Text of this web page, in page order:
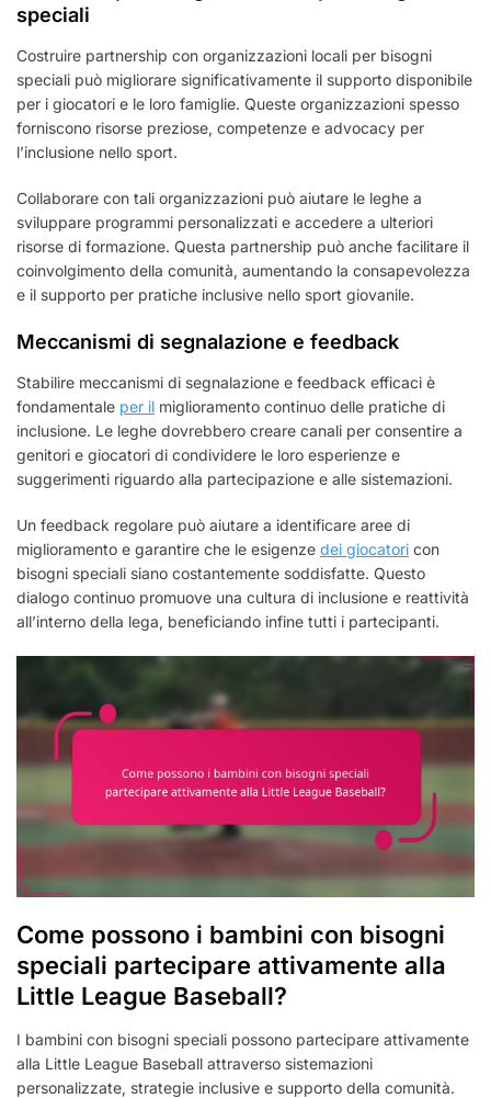
speciali
Costruire partnership con organizzazioni locali per bisogni
speciali può migliorare significativamente il supporto disponibile
per i giocatori e le loro famiglie. Queste organizzazioni spesso
forniscono risorse preziose, competenze e advocacy per
l’inclusione nello sport.
Collaborare con tali organizzazioni può aiutare le leghe a
sviluppare programmi personalizzati e accedere a ulteriori
risorse di formazione. Questa partnership può anche facilitare il
coinvolgimento della comunità, aumentando la consapevolezza
e il supporto per pratiche inclusive nello sport giovanile.
Meccanismi di segnalazione e feedback
Stabilire meccanismi di segnalazione e feedback efficaci è
fondamentale per il miglioramento continuo delle pratiche di
inclusione. Le leghe dovrebbero creare canali per consentire a
genitori e giocatori di condividere le loro esperienze e
suggerimenti riguardo alla partecipazione e alle sistemazioni.
Un feedback regolare può aiutare a identificare aree di
miglioramento e garantire che le esigenze dei giocatori con
bisogni speciali siano costantemente soddisfatte. Questo
dialogo continuo promuove una cultura di inclusione e reattività
all’interno della lega, beneficiando infine tutti i partecipanti.
Come possono i bambini con bisogni
speciali partecipare attivamente alla
Little League Baseball?
I bambini con bisogni speciali possono partecipare attivamente
alla Little League Baseball attraverso sistemazioni
personalizzate, strategie inclusive e supporto della comunità.